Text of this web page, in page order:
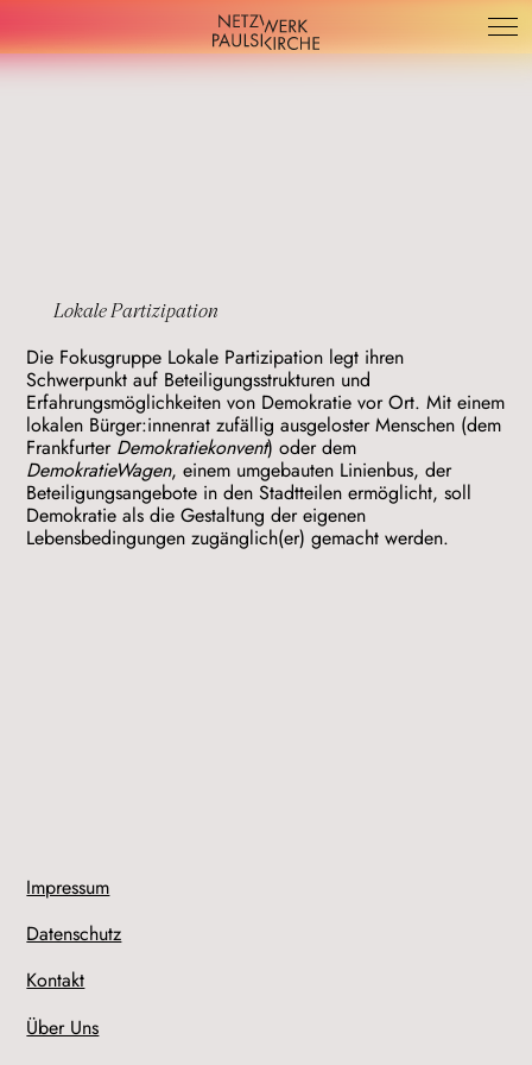
Lokale Partizipation
Die Fokusgruppe Lokale Partizipation legt ihren
Schwerpunkt auf Beteiligungsstrukturen und
Erfahrungsmöglichkeiten von Demokratie vor Ort. Mit einem
lokalen Bürger:innenrat zufällig ausgeloster Menschen (dem
Frankfurter Demokratiekonvent) oder dem
DemokratieWagen, einem umgebauten Linienbus, der
Beteiligungsangebote in den Stadtteilen ermöglicht, soll
Demokratie als die Gestaltung der eigenen
Lebensbedingungen zugänglich(er) gemacht werden.
Impressum
Datenschutz
Kontakt
Über Uns